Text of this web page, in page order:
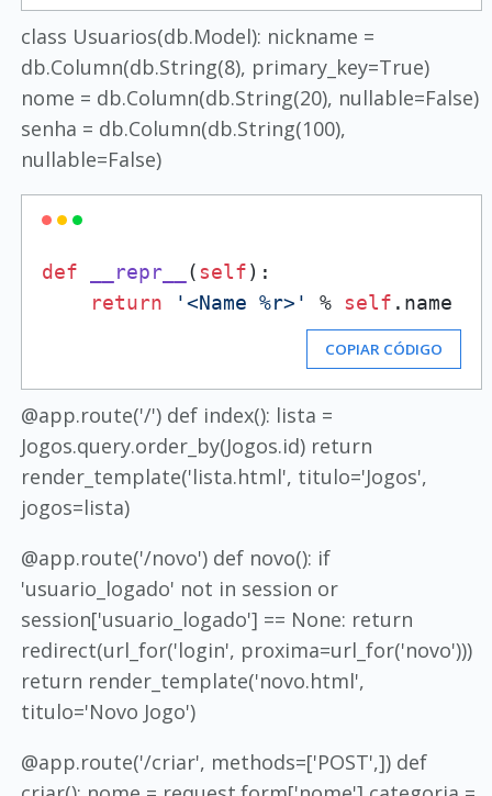
class Usuarios(db.Model): nickname =
db.Column(db.String(8), primary_key=True)
nome = db.Column(db.String(20), nullable=False)
senha = db.Column(db.String(100),
nullable=False)
def __repr__ (self):
return
'<Name %r>' % self
COPIAR CÓDIGO
@app.route('/') def index(): lista =
Jogos.query.order_by(Jogos.id) return
render_template('lista.html', titulo='Jogos',
jogos=lista)
@app.route('/novo') def novo(): if
'usuario_logado' not in session or
session['usuario_logado'] == None: return
redirect(url_for('login', proxima=url_for('novo')))
return render_template('novo.html',
titulo='Novo Jogo')
@app.route('/criar', methods=['POST',]) def